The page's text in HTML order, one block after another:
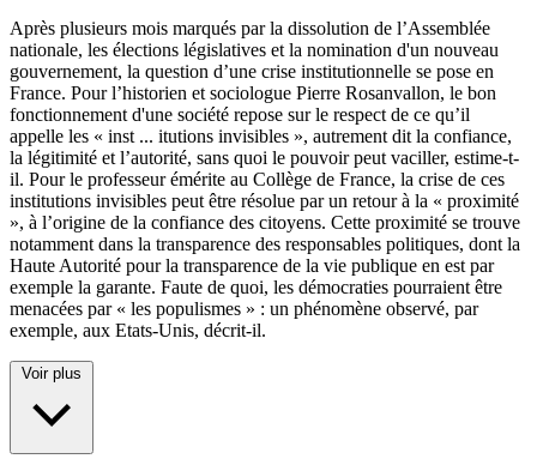
Après plusieurs mois marqués par la dissolution de l’Assemblée
nationale, les élections législatives et la nomination d'un nouveau
gouvernement, la question d’une crise institutionnelle se pose en
France. Pour l’historien et sociologue Pierre Rosanvallon, le bon
fonctionnement d'une société repose sur le respect de ce qu’il
appelle les « inst ... itutions invisibles », autrement dit la confiance,
la légitimité et l’autorité, sans quoi le pouvoir peut vaciller, estime-t-
il. Pour le professeur émérite au Collège de France, la crise de ces
institutions invisibles peut être résolue par un retour à la « proximité
», à l’origine de la confiance des citoyens. Cette proximité se trouve
notamment dans la transparence des responsables politiques, dont la
Haute Autorité pour la transparence de la vie publique en est par
exemple la garante. Faute de quoi, les démocraties pourraient être
menacées par « les populismes » : un phénomène observé, par
exemple, aux Etats-Unis, décrit-il.
Voir plus